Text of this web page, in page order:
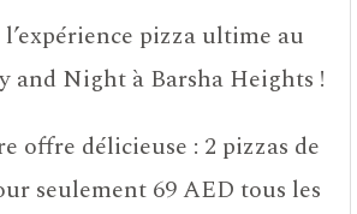
pizza ultime au
and Night à Barsha Heights !
offre délicieuse : 2 pizzas de
seulement 69 AED tous les